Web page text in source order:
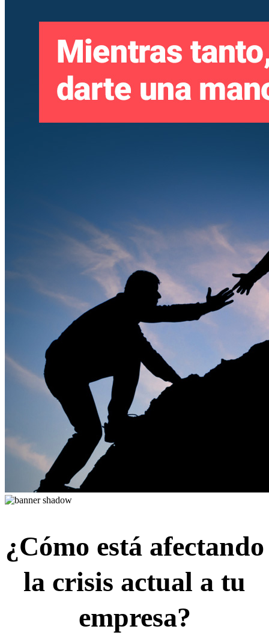
¿Cómo está afectando
la crisis actual a tu
empresa?